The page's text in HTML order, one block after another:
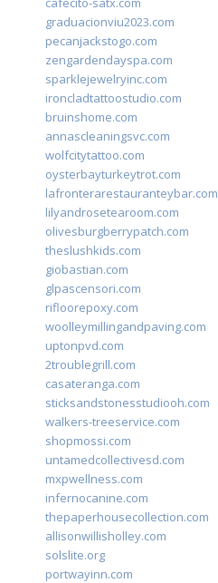
graduacionviu2023.com
pecanjackstogo.com
zengardendayspa.com
sparklejewelryinc.com
ironcladtattoostudio.com
bruinshome.com
annascleaningsvc.com
wolfcitytattoo.com
oysterbayturkeytrot.com
lafronterarestauranteybar.com
lilyandrosetearoom.com
olivesburgberrypatch.com
theslushkids.com
giobastian.com
glpascensori.com
rifloorepoxy.com
woolleymillingandpaving.com
uptonpvd.com
2troublegrill.com
casateranga.com
sticksandstonesstudiooh.com
walkers-treeservice.com
shopmossi.com
untamedcollectivesd.com
mxpwellness.com
infernocanine.com
thepaperhousecollection.com
allisonwillisholley.com
solslite.org
portwayinn.com